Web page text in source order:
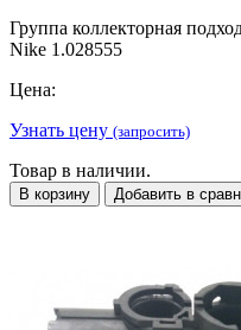
Группа коллекторная
Nike 1.028555
Цена:
Узнать цену (запросить)
Товар в наличии.
В корзину Добавить в